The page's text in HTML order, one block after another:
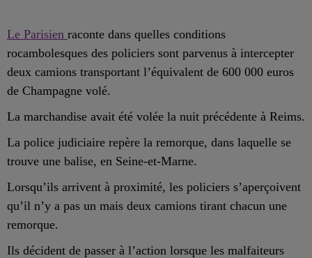
Le Parisien raconte dans quelles conditions
rocambolesques des policiers sont parvenus à intercepter
deux camions transportant l’équivalent de 600 000 euros
de Champagne volé.
La marchandise avait été volée la nuit précédente à Reims.
La police judiciaire repère la remorque, dans laquelle se
trouve une balise, en Seine-et-Marne.
Lorsqu’ils arrivent à proximité, les policiers s’aperçoivent
qu’il n’y a pas un mais deux camions tirant chacun une
remorque.
Ils décident de passer à l’action lorsque les malfaiteurs